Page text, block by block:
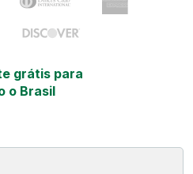
grátis para
o Brasil